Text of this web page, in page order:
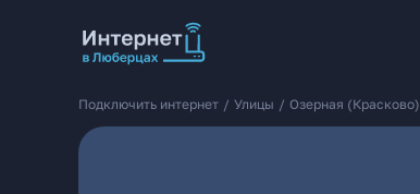
Подключить интернет / Улицы / Озерная (Красково)